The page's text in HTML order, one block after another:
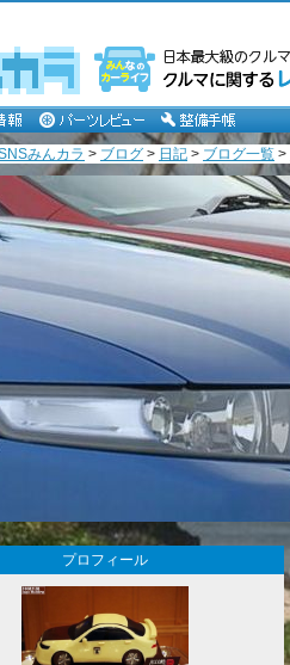
みんカラ > ブログ > 日記 > ブログ一覧 >
プロフィール